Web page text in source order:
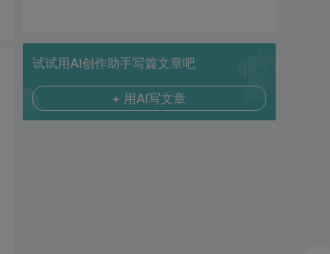
试试用AI创作助手写篇文章吧
+ 用AI写文章